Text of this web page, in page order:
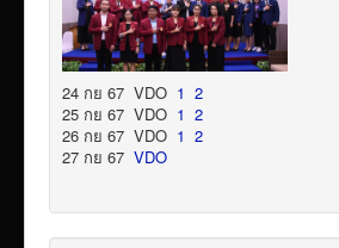
24 กย 67 VDO 1 2
25 กย 67 VDO 1 2
26 กย 67 VDO 1 2
27 กย 67 VDO